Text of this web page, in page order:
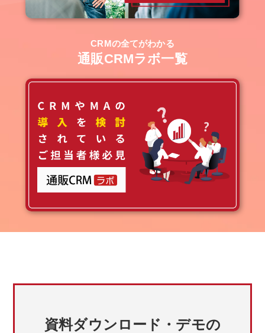
CRMの全てがわかる
通販CRMラボ一覧
資料ダウンロード・デモの